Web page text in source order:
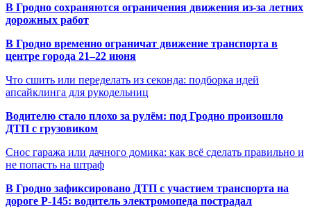
В Гродно сохраняются ограничения движения из-за летних
дорожных работ
В Гродно временно ограничат движение транспорта в
центре города 21–22 июня
Что сшить или переделать из секонда: подборка идей
апсайклинга для рукодельниц
Водителю стало плохо за рулём: под Гродно произошло
ДТП с грузовиком
Снос гаража или дачного домика: как всё сделать правильно и
не попасть на штраф
В Гродно зафиксировано ДТП с участием транспорта на
дороге Р-145: водитель электромопеда пострадал